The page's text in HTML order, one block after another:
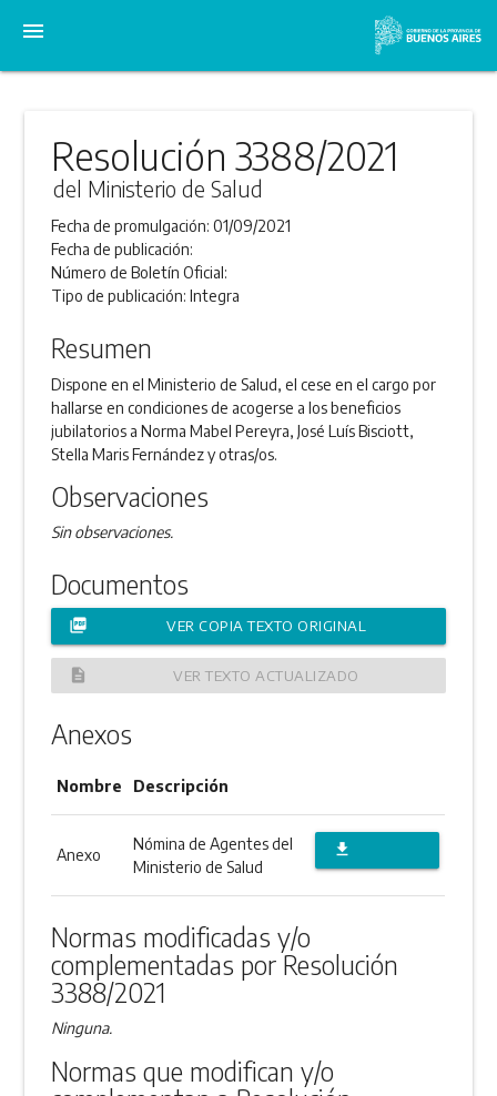
menu
Resolución 3388/2021
del Ministerio de Salud
Fecha de promulgación:01/09/2021
Fecha de publicación:
Número de Boletín Oficial:
Tipo de publicación:Integra
Resumen
Dispone en el Ministerio de Salud, el cese en el cargo por
hallarse en condiciones de acogerse a los beneficios
jubilatorios a Norma Mabel Pereyra, José Luís Bisciott,
Stella Maris Fernández y otras/os.
Observaciones
Sin observaciones.
Documentos
picture_as_pdf VER COPIA TEXTO ORIGINAL
description VER TEXTO ACTUALIZADO
Anexos
Nombre Descripción
Anexo
Nómina de Agentes del
Ministerio de Salud
file_download
Normas modificadas y/o
complementadas por Resolución
3388/2021
Ninguna.
Normas que modifican y/o